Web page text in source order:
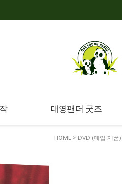
대영팬더 굿즈
HOME > DVD (매입 제품)